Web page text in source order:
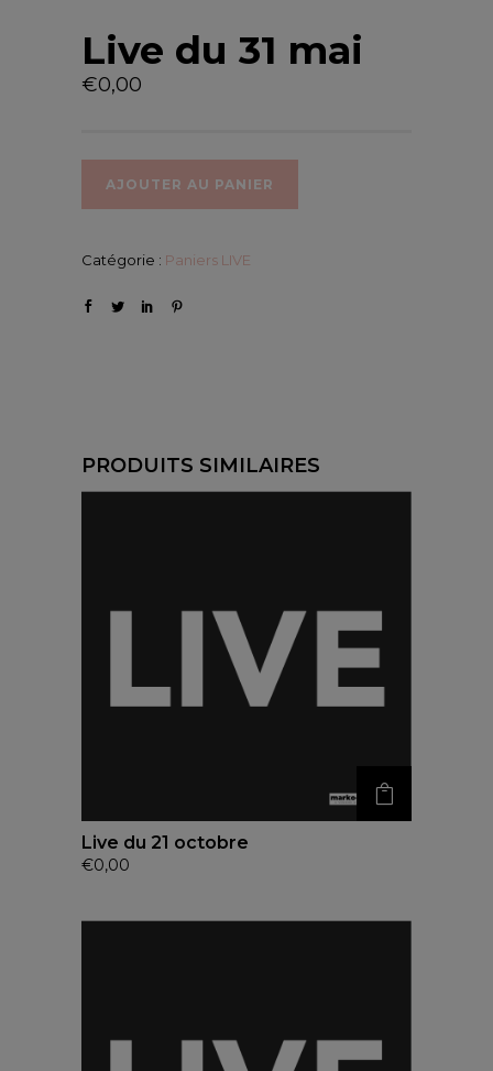
Live du 31 mai
€0,00
AJOUTER AU PANIER
Catégorie : Paniers LIVE
PRODUITS SIMILAIRES
Live du 21 octobre
€0,00